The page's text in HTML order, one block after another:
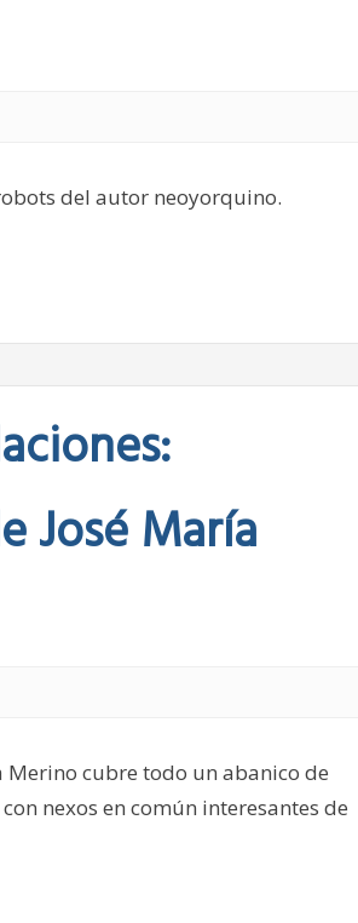
del autor neoyorquino.
José María
Merino cubre todo un abanico de
nexos en común interesantes de